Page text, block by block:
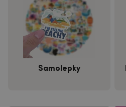
Samolepky